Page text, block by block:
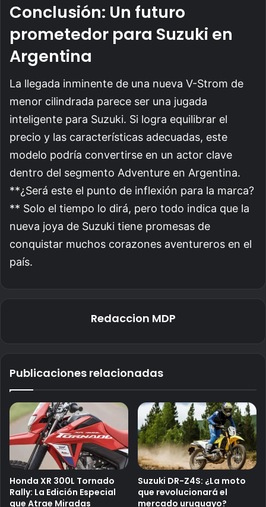
Conclusión: Un futuro
prometedor para Suzuki en
Argentina
La llegada inminente de una nueva V-Strom de
menor cilindrada parece ser una jugada
inteligente para Suzuki. Si logra equilibrar el
precio y las características adecuadas, este
modelo podría convertirse en un actor clave
dentro del segmento Adventure en Argentina.
**¿Será este el punto de inflexión para la marca?
** Solo el tiempo lo dirá, pero todo indica que la
nueva joya de Suzuki tiene promesas de
conquistar muchos corazones aventureros en el
país.
Redaccion MDP
Publicaciones relacionadas
Honda XR 300L Tornado
Rally: La Edición Especial
que Atrae Miradas
Suzuki DR-Z4S: ¿La moto
que revolucionará el
mercado uruguayo?